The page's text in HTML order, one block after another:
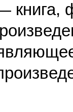
книга,